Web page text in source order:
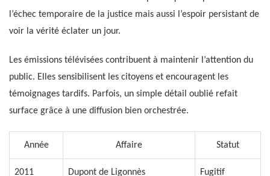
l’échec temporaire de la justice mais aussi l’espoir persistant de
voir la vérité éclater un jour.
Les émissions télévisées contribuent à maintenir l’attention du
public. Elles sensibilisent les citoyens et encouragent les
témoignages tardifs. Parfois, un simple détail oublié refait
surface grâce à une diffusion bien orchestrée.
Année Affaire Statut
2011 Dupont de Ligonnès Fugitif